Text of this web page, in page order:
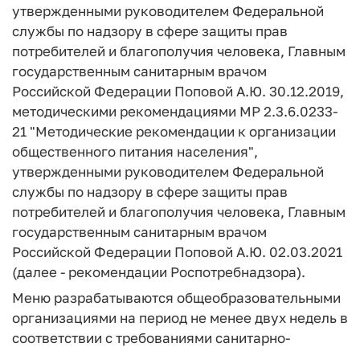
утвержденными руководителем Федеральной
службы по надзору в сфере защиты прав
потребителей и благополучия человека, Главным
государственным санитарным врачом
Российской Федерации Поповой А.Ю. 30.12.2019,
методическими рекомендациями МР 2.3.6.0233-
21 "Методические рекомендации к организации
общественного питания населения",
утвержденными руководителем Федеральной
службы по надзору в сфере защиты прав
потребителей и благополучия человека, Главным
государственным санитарным врачом
Российской Федерации Поповой А.Ю. 02.03.2021
(далее - рекомендации Роспотребнадзора).
Меню разрабатываются общеобразовательными
организациями на период не менее двух недель в
соответствии с требованиями санитарно-